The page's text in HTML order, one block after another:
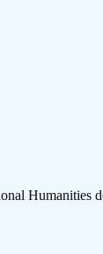
Humanities